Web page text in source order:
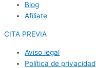
Blog
Afíliate
CITA PREVIA
Aviso legal
Política de privacidad